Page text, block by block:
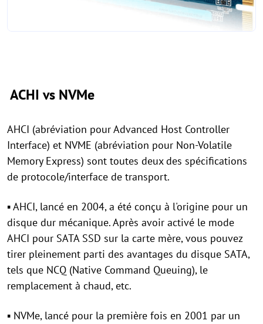
ACHI vs NVMe
AHCI (abréviation pour Advanced Host Controller
Interface) et NVME (abréviation pour Non-Volatile
Memory Express) sont toutes deux des spécifications
de protocole/interface de transport.
▪ AHCI, lancé en 2004, a été conçu à l'origine pour un
disque dur mécanique. Après avoir activé le mode
AHCI pour SATA SSD sur la carte mère, vous pouvez
tirer pleinement parti des avantages du disque SATA,
tels que NCQ (Native Command Queuing), le
remplacement à chaud, etc.
▪ NVMe, lancé pour la première fois en 2001 par un